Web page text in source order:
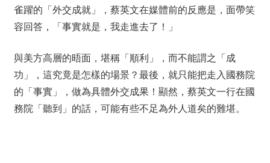
雀躍的「外交成就」，蔡英文在媒體前的反應是，面帶笑
容回答，「事實就是，我走進去了！」
與美方高層的晤面，堪稱「順利」，而不能謂之「成
功」，這究竟是怎樣的場景？最後，就只能把走入國務院
的「事實」，做為具體外交成果！顯然，蔡英文一行在國
務院「聽到」的話，可能有些不足為外人道矣的難堪。